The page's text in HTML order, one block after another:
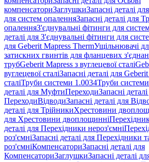
компенсаториЗаглушкиЗапасні деталі
для систем опаленняЗапасні деталі для
опаленняЗ'єднувальні фітинги для
деталі для З'єднувальні фітинги для
для Geberit Mapress ThermУщільнювачі
затискних гвинтів для фланцевих
трубGeberit Mapress з вуглецевої сталі
вуглецевої сталіЗапасні деталі для
сталіТруби системи 1.0034Труби
деталі для МуфтиПереходиЗапасні
ПереходиВідводиЗапасні деталі для
деталі для ТрійникиХрестовини
для Хрестовини двоплощинні
деталі для Перехідники нероз'ємні
роз'ємніЗапасні деталі для Перехідники
роз'ємніКомпенсаториЗапасні деталі для
КомпенсаториЗаглушкиЗапасні деталі